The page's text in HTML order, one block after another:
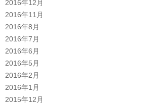
2016年12月
2016年11月
2016年8月
2016年7月
2016年6月
2016年5月
2016年2月
2016年1月
2015年12月